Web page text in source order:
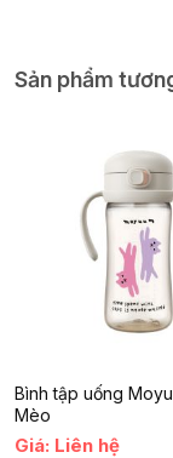
Hàn Quốc theo
từ gạc hươu non
3. Lợi ích
chắc khỏe.
Tăng cường
Hỗ trợ phục hồi
Giúp giảm đau
cho cơ thể.
4. Cách sử
Hầm với cháo,
quả hấp thụ
Sản phẩm
Bình tập uống
Mèo
Giá: Liên hệ